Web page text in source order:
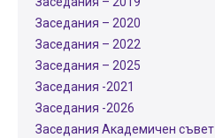
Заседания – 2020
Заседания – 2022
Заседания – 2025
Заседания -2021
Заседания -2026
Заседания Академичен съвет